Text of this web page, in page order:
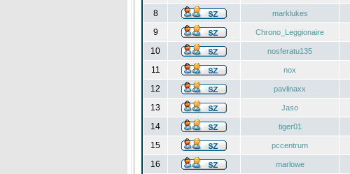
8
marklukes
9
Chrono_Leggionaire
10
nosferatu135
11
nox
12
pavlinaxx
13
Jaso
14
tiger01
15
pccentrum
16
marlowe